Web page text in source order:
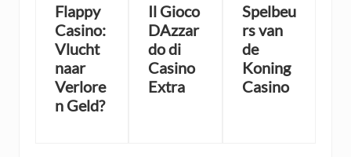
Flappy
Casino:
Vlucht
naar
Verlore
n Geld?
Il Gioco
DAzzar
do di
Casino
Extra
Spelbeu
rs van
de
Koning
Casino